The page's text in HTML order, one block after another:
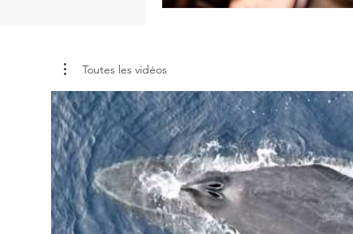
Toutes les vidéos